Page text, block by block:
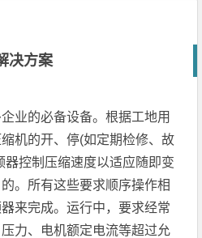
决方案
业的必备设备。根据工地用
机的开、停(如定期检修、故
器控制压缩速度以适应随即变
。所有这些要求顺序操作相
来完成。运行中，要求经常
力、电机额定电流等超过允